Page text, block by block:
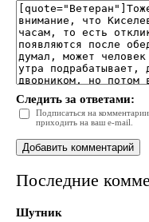
Следить за ответами:
Подписаться на
приходить на ваш e-mail.
Последние
Шутник